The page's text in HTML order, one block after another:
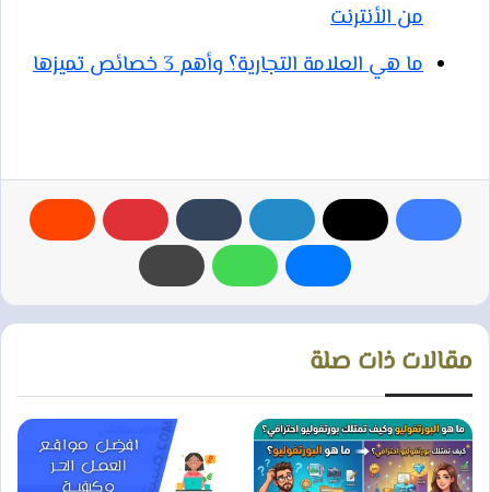
من الأنترنت
ما هي العلامة التجارية؟ وأهم 3 خصائص تميزها
مقالات ذات صلة